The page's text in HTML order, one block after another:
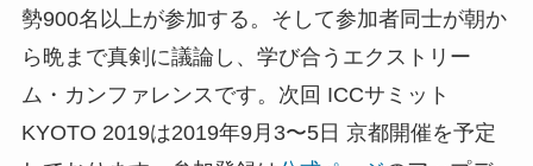
勢900名以上が参加する。そして参加者同士が朝か
ら晩まで真剣に議論し、学び合うエクストリー
ム・カンファレンスです。次回 ICCサミット
KYOTO 2019は2019年9月3〜5日 京都開催を予定